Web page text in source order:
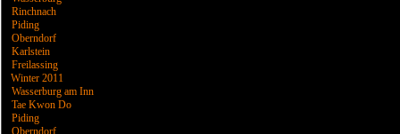
Rinchnach
Piding
Oberndorf
Karlstein
Freilassing
Winter 2011
Wasserburg am Inn
Tae Kwon Do
Piding
Oberndorf